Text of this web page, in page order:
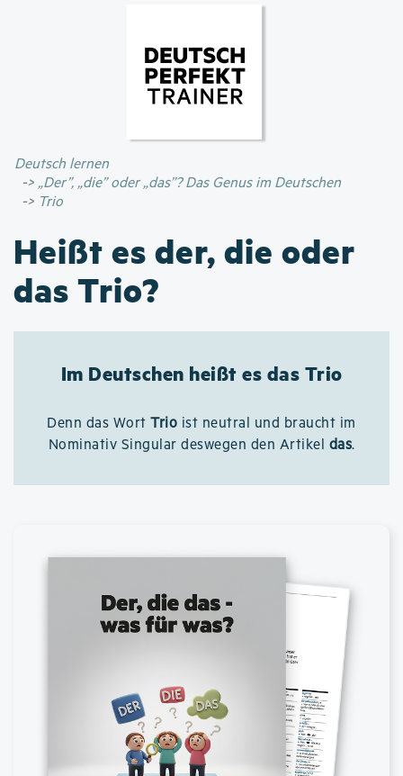
Inhalt
Deutsch lernen
„Der”, „die” oder „das”? Das Genus im Deutschen
Trio
Heißt es der, die oder
das Trio?
Im Deutschen heißt es das Trio
Denn das WortTrio ist neutral und braucht im
Nominativ Singular deswegen den Artikel das.